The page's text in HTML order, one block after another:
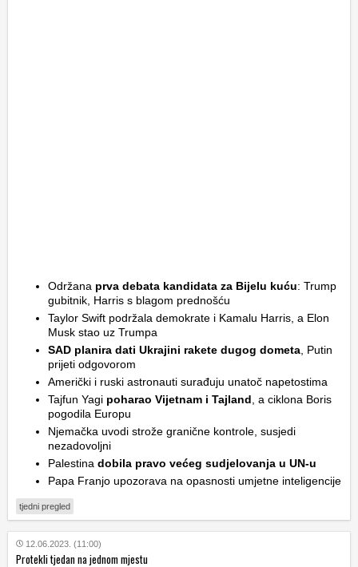
Održana prva debata kandidata za Bijelu kuću: Trump
gubitnik, Harris s blagom prednošću
Taylor Swift podržala demokrate i Kamalu Harris, a Elon
Musk stao uz Trumpa
SAD planira dati Ukrajini rakete dugog dometa , Putin
prijeti odgovorom
Američki i ruski astronauti surađuju unatoč napetostima
Tajfun Yagi poharao Vijetnam i Tajland , a ciklona Boris
pogodila Europu
Njemačka uvodi strože granične kontrole, susjedi
nezadovoljni
Palestina dobila pravo većeg sudjelovanja u UN-u
Papa Franjo upozorava na opasnosti umjetne inteligencije
tjedni pregled
12.06.2023. (11:00)
Protekli tjedan na jednom mjestu